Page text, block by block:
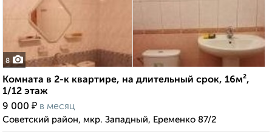
8
Комната в 2-к квартире, на длительный срок, 16м²,
1/12 этаж
9 000 ₽ в месяц
Советский район, мкр. Западный, Еременко 87/2